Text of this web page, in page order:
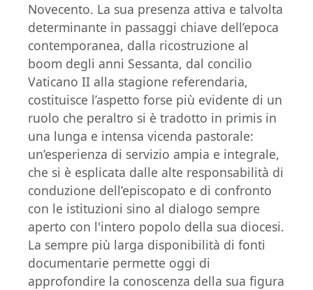
Novecento. La sua presenza attiva e talvolta
determinante in passaggi chiave dell’epoca
contemporanea, dalla ricostruzione al
boom degli anni Sessanta, dal concilio
Vaticano II alla stagione referendaria,
costituisce l’aspetto forse più evidente di un
ruolo che peraltro si è tradotto in primis in
una lunga e intensa vicenda pastorale:
un’esperienza di servizio ampia e integrale,
che si è esplicata dalle alte responsabilità di
conduzione dell’episcopato e di confronto
con le istituzioni sino al dialogo sempre
aperto con l'intero popolo della sua diocesi.
La sempre più larga disponibilità di fonti
documentarie permette oggi di
approfondire la conoscenza della sua figura